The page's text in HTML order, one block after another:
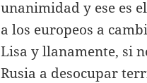
unanimidad y ese es
a los europeos a
Lisa y llanamente, si
Rusia a desocupar